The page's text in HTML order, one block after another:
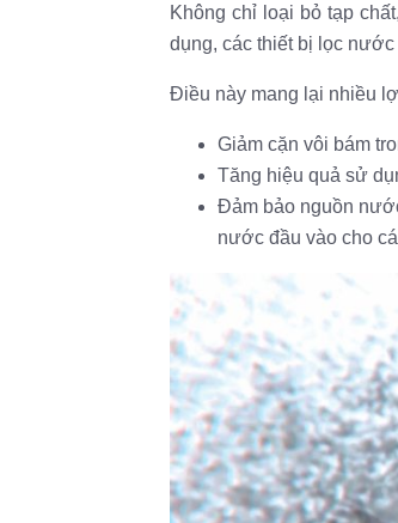
Không chỉ loại bỏ tạp
dụng, các thiết bị lọc
Điều này mang lại nhiều
Giảm cặn vôi bám
Tăng hiệu quả sử
Đảm bảo nguồn
nước đầu vào cho